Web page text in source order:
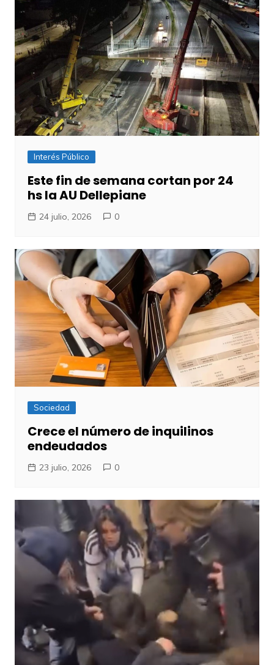
Interés Público
Este fin de semana cortan por 24
hs la AU Dellepiane
24 julio, 2026 0
Sociedad
Crece el número de inquilinos
endeudados
23 julio, 2026 0